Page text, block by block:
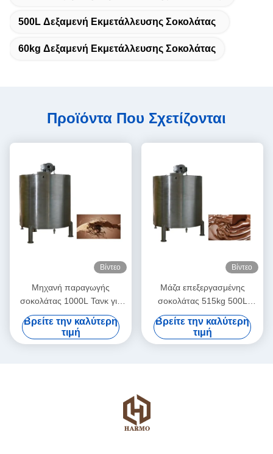
500L Δεξαμενή Εκμετάλλευσης Σοκολάτας
60kg Δεξαμενή Εκμετάλλευσης Σοκολάτας
Προϊόντα Που Σχετίζονται
Βίντεο
Μηχανή παραγωγής
σοκολάτας 1000L Τανκ για
σοκολάτα
Βρείτε την καλύτερη
τιμή
Βίντεο
Μάζα επεξεργασμένης
σοκολάτας 515kg 500L
δεξαμενή αποθήκευσης
σοκολάτας
Βρείτε την καλύτερη
τιμή